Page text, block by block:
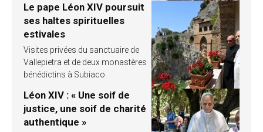
Le pape Léon XIV poursuit
ses haltes spirituelles
estivales
Visites privées du sanctuaire de
Vallepietra et de deux monastères
bénédictins à Subiaco
Léon XIV : « Une soif de
justice, une soif de charité
authentique »